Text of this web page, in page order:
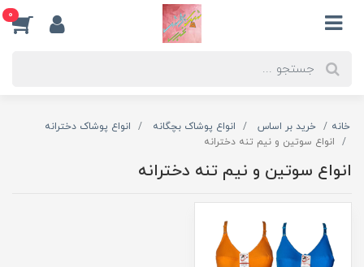
0
خانه خرید بر اساس انواع پوشاک بچگانه
انواع پوشاک دخترانه
انواع سوتین و نیم تنه دخترانه
انواع سوتین و نیم تنه دخترانه